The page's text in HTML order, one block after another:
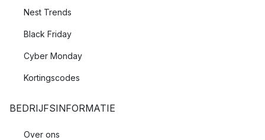
Nest Trends
Black Friday
Cyber Monday
Kortingscodes
BEDRIJFSINFORMATIE
Over ons